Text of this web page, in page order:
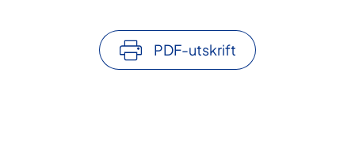
PDF-utskrift